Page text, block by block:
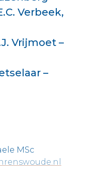
Verbeek,
Vrijmoet –
–
MSc